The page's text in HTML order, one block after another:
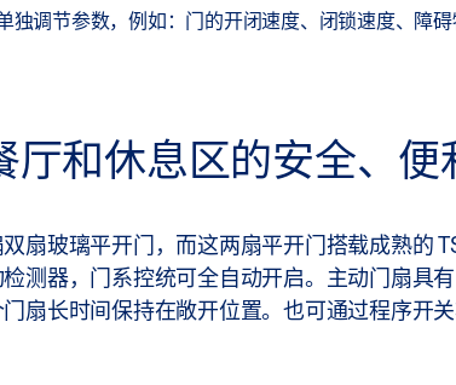
独调节参数，例如：门的开闭速度、闭锁速度、障
厅和休息区的安全、便
扇玻璃平开门，而这两扇平开门搭载成熟的
测器，门系控统可全自动开启。主动门扇具
扇长时间保持在敞开位置。也可通过程序开